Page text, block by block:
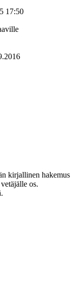
17:50
kirjallinen hakemus
os.